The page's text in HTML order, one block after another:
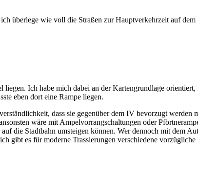
überlege wie voll die Straßen zur Hauptverkehrzeit auf
Ich habe mich dabei an der Kartengrundlage
eben dort eine Rampe liegen.
dass sie gegenüber dem IV bevorzugt werden
wäre mit Ampelvorrangschaltungen oder
die Stadtbahn umsteigen können. Wer dennoch mit dem
gibt es für moderne Trassierungen verschiedene